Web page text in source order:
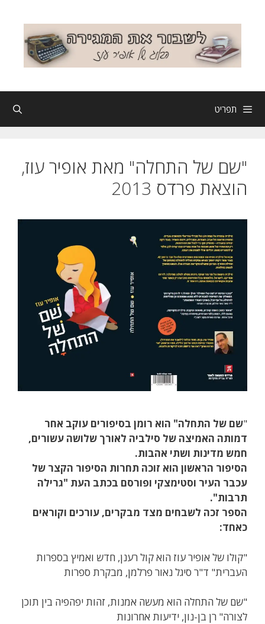
תפריט
"שם של התחלה" מאת אופיר עוז,
הוצאת פרדס 2013
"שם של התחלה" הוא רומן בסיפורים עוקב אחר
דמותה האמיצה של סילביה לאורך שלושה עשורים,
חמש מדינות ושתי אהבות.
הסיפור הראשון הוא זוכה תחרות הסיפור הקצר של
עכבר העיר וסטימצקי ופורסם בכתב העת "גרילה
תרבות".
הספר זכה לשבחים מצד מבקרים, עורכים וקוראים
כאחד:
"קולו של אופיר עוז הוא קול רענן, חדש ואמיץ בספרות
העברית" ד"ר סיגל נאור פרלמן, מבקרת ספרות
"שם של התחלה הוא מעשה אמנות, זהות יפהפיה בין תוכן
לצורה" רן בן-נון, ידיעות אחרונות